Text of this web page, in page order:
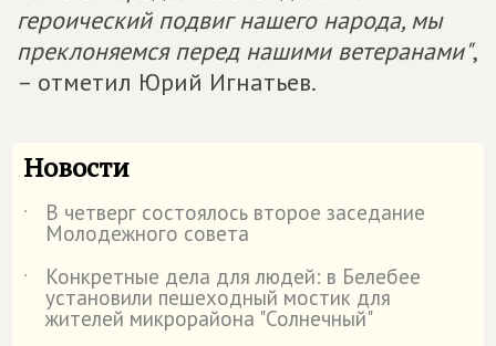
героический подвиг нашего народа, мы
преклоняемся перед нашими ветеранами",
– отметил Юрий Игнатьев.
Новости
˙ В четверг состоялось второе заседание
Молодежного совета
˙
Конкретные дела для людей: в Белебее
установили пешеходный мостик для
жителей микрорайона "Солнечный"